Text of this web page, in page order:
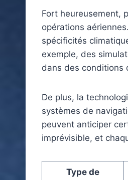
Fort heureusement,
opérations
spécificités
exemple, des
dans des conditions
De plus, la
systèmes de
peuvent anticiper
imprévisible, et
Type de